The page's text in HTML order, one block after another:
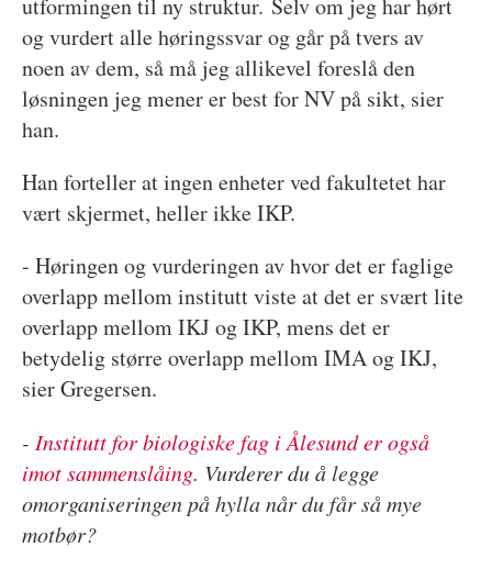
utformingen til ny struktur. Selv om jeg har hørt
og vurdert alle høringssvar og går på tvers av
noen av dem, så må jeg allikevel foreslå den
løsningen jeg mener er best for NV på sikt, sier
han.
Han forteller at ingen enheter ved fakultetet har
vært skjermet, heller ikke IKP.
- Høringen og vurderingen av hvor det er faglige
overlapp mellom institutt viste at det er svært lite
overlapp mellom IKJ og IKP, mens det er
betydelig større overlapp mellom IMA og IKJ,
sier Gregersen.
- Institutt for biologiske fag i Ålesund er også
imot sammenslåing. Vurderer du å legge
omorganiseringen på hylla når du får så mye
motbør?